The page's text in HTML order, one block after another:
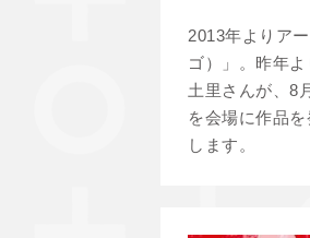
2013年よりア
ゴ）」。昨年
土里さんが、8
を会場に作品
します。